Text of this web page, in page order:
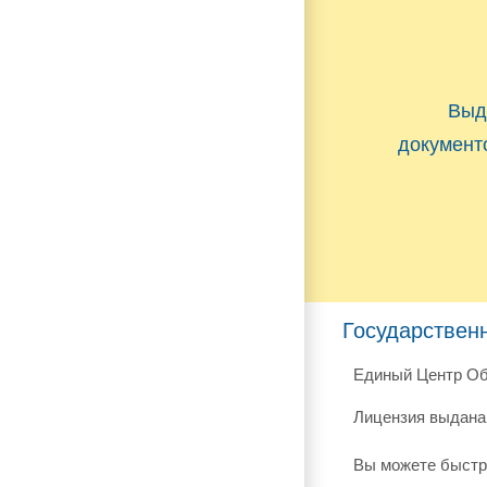
Единый Центр
Лицензия
Вы можете